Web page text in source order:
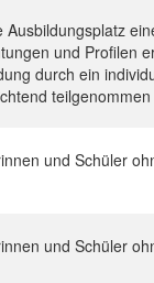
und Profilen
durch ein
und Schüler
und Schüler